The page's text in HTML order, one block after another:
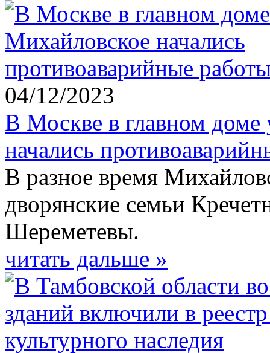
04/12/2023
В Москве в главном доме
начались
В разное время
дворянские семьи
Шереметевы.
читать дальше »